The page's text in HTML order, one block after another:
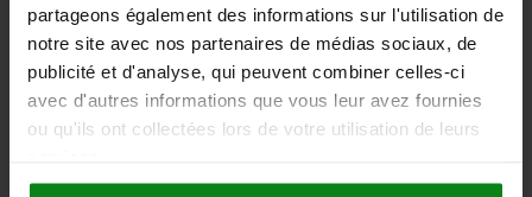
partageons également des informations sur l'utilisation de
notre site avec nos partenaires de médias sociaux, de
publicité et d'analyse, qui peuvent combiner celles-ci
avec d'autres informations que vous leur avez fournies
ou qu'ils ont collectées lors de votre utilisation de leurs
Verrou quart de tour en zinc, verrouillable